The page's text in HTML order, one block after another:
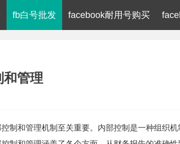
fb白号批发 facebook耐用号购买
管理
制和管理机制至关重要。内部控制是一种组织